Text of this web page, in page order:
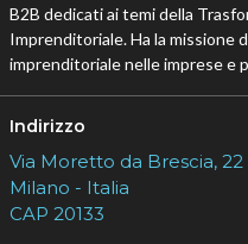
B2B dedicati ai temi della
Imprenditoriale. Ha la missione
imprenditoriale nelle imprese e
Indirizzo
Via Moretto da Brescia, 22
Milano - Italia
CAP 20133